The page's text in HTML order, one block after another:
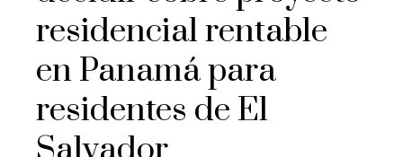
residencial rentable
en Panamá para
residentes de El